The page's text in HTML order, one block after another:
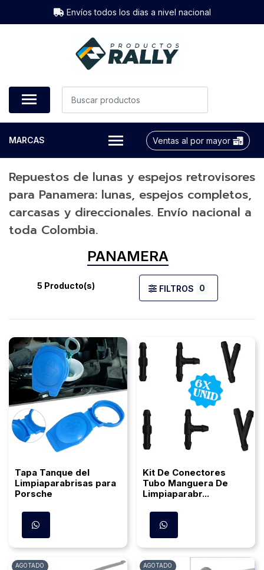
Envíos todos los dias a nivel nacional
MARCAS Ventas al por mayor
Repuestos de lunas y espejos retrovisores
para Panamera: lunas, espejos completos,
carcasas y direccionales. Envío nacional a
toda Colombia.
PANAMERA
5 Producto(s) FILTROS 0
Tapa Tanque del
Limpiaparabrisas para
Porsche
Kit De Conectores
Tubo Manguera De
Limpiaparabr...
AGOTADO AGOTADO